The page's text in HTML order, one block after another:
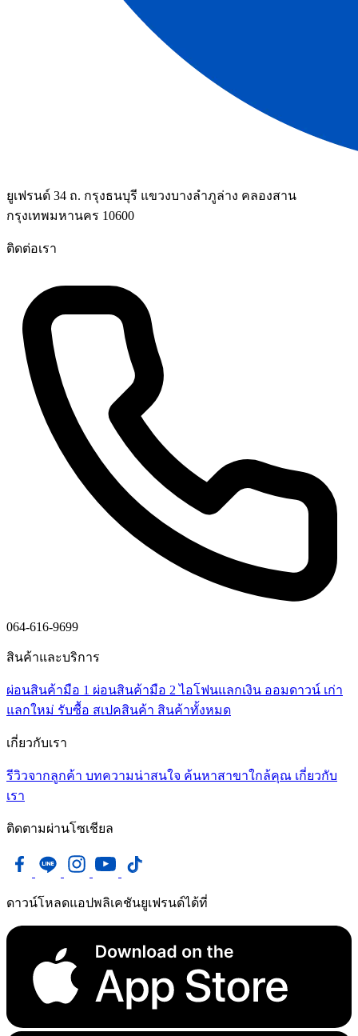
ยูเฟรนด์ 34 ถ. กรุงธนบุรี แขวงบางลำภูล่าง คลองสาน
กรุงเทพมหานคร 10600
ติดต่อเรา
064-616-9699
สินค้าและบริการ
ผ่อนสินค้ามือ 1 ผ่อนสินค้ามือ 2ไอโฟนแลกเงิน ออมดาวน์ เก่า
แลกใหม่ รับซื้อ สเปคสินค้า สินค้าทั้งหมด
เกี่ยวกับเรา
รีวิวจากลูกค้า บทความน่าสนใจ ค้นหาสาขาใกล้คุณ เกี่ยวกับ
เรา
ติดตามผ่านโซเชียล
ดาวน์โหลดแอปพลิเคชันยูเฟรนด์ได้ที่